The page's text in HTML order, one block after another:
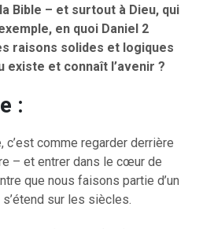
Bible – et surtout à Dieu, qui
en quoi Daniel 2
raisons solides et logiques
existe et connaît l’avenir ?
:
c’est comme regarder derrière
– et entrer dans le cœur de
que nous faisons partie d’un
sur les siècles.